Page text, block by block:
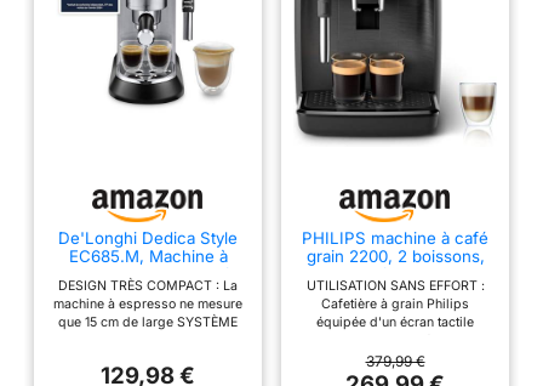
De'Longhi Dedica Style
EC685.M, Machine à
Expresso avec Buse à
Mousse de Lait
Professionnelle,
Seulement 15 cm de
Boîtier en Métal,
DESIGN TRÈS COMPACT : La
machine à espresso ne mesure
que 15 cm de large SYSTÈME
pour un expresso, un café ou un
129,98 €
PHILIPS machine à café
grain 2200, 2 boissons,
mousseur à lait, Noir mat
UTILISATION SANS EFFORT :
Cafetière à grain Philips
équipée d'un écran tactile
rapide, offrant un confort
quotidien avec un minimum
379,99 €